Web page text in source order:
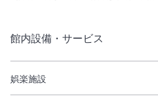
館内設備・サービス
娯楽施設